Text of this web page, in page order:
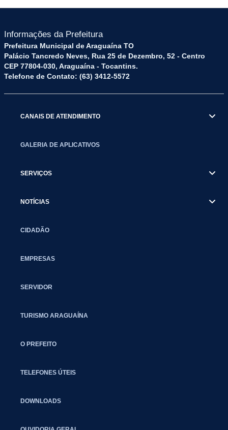
Informações da Prefeitura
Prefeitura Municipal de Araguaína TO
Palácio Tancredo Neves, Rua 25 de Dezembro, 52 - Centro
CEP 77804-030, Araguaína - Tocantins.
Telefone de Contato: (63) 3412-5572
CANAIS DE ATENDIMENTO
GALERIA DE APLICATIVOS
SERVIÇOS
NOTÍCIAS
CIDADÃO
EMPRESAS
SERVIDOR
TURISMO ARAGUAÍNA
O PREFEITO
TELEFONES ÚTEIS
DOWNLOADS